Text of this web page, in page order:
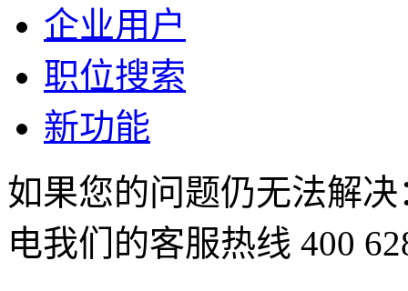
企业用户
职位搜索
新功能
如果您的问题仍无法解
电我们的客服热线 400